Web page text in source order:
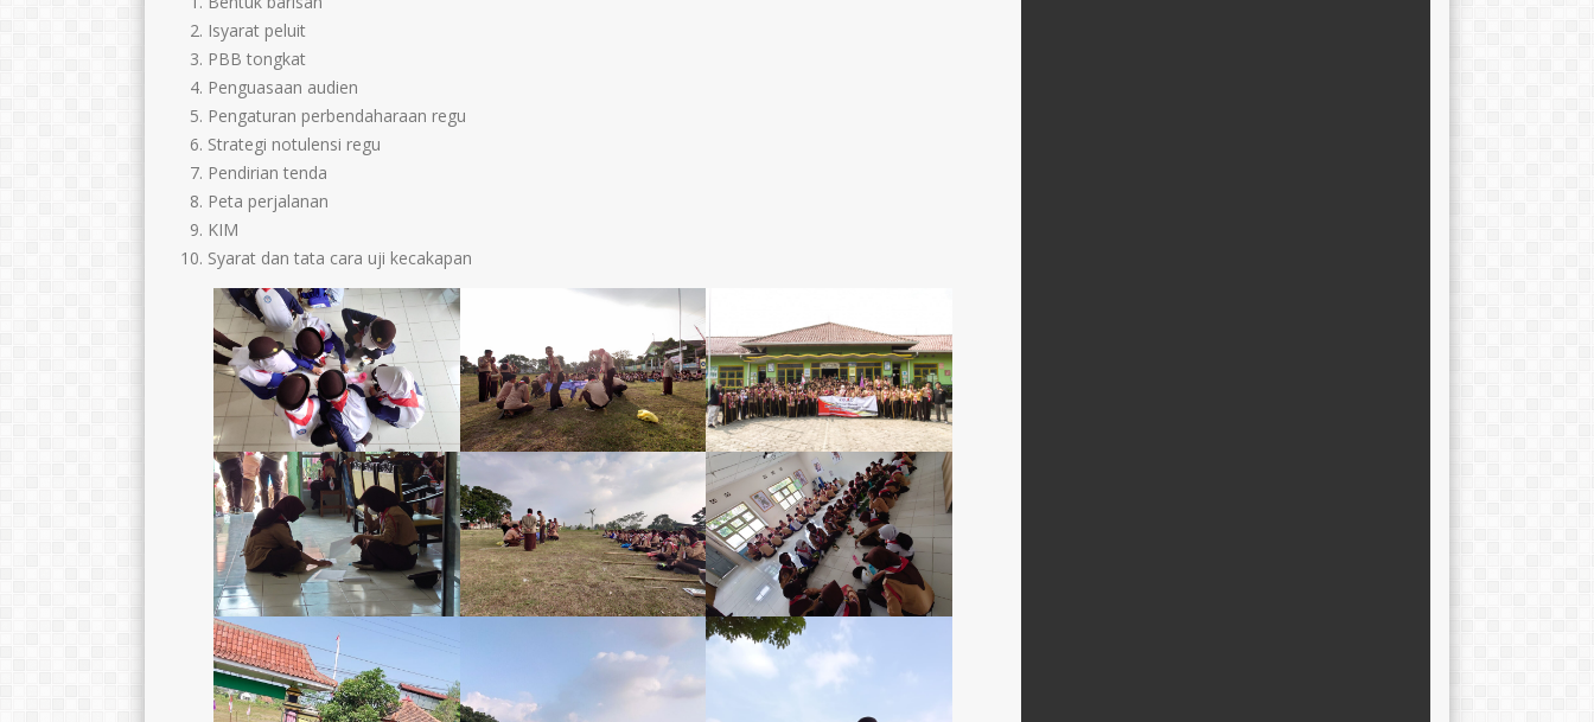
Isyarat peluit
PBB tongkat
Penguasaan audien
Pengaturan perbendaharaan regu
Strategi notulensi regu
Pendirian tenda
Peta perjalanan
KIM
Syarat dan tata cara uji kecakapan